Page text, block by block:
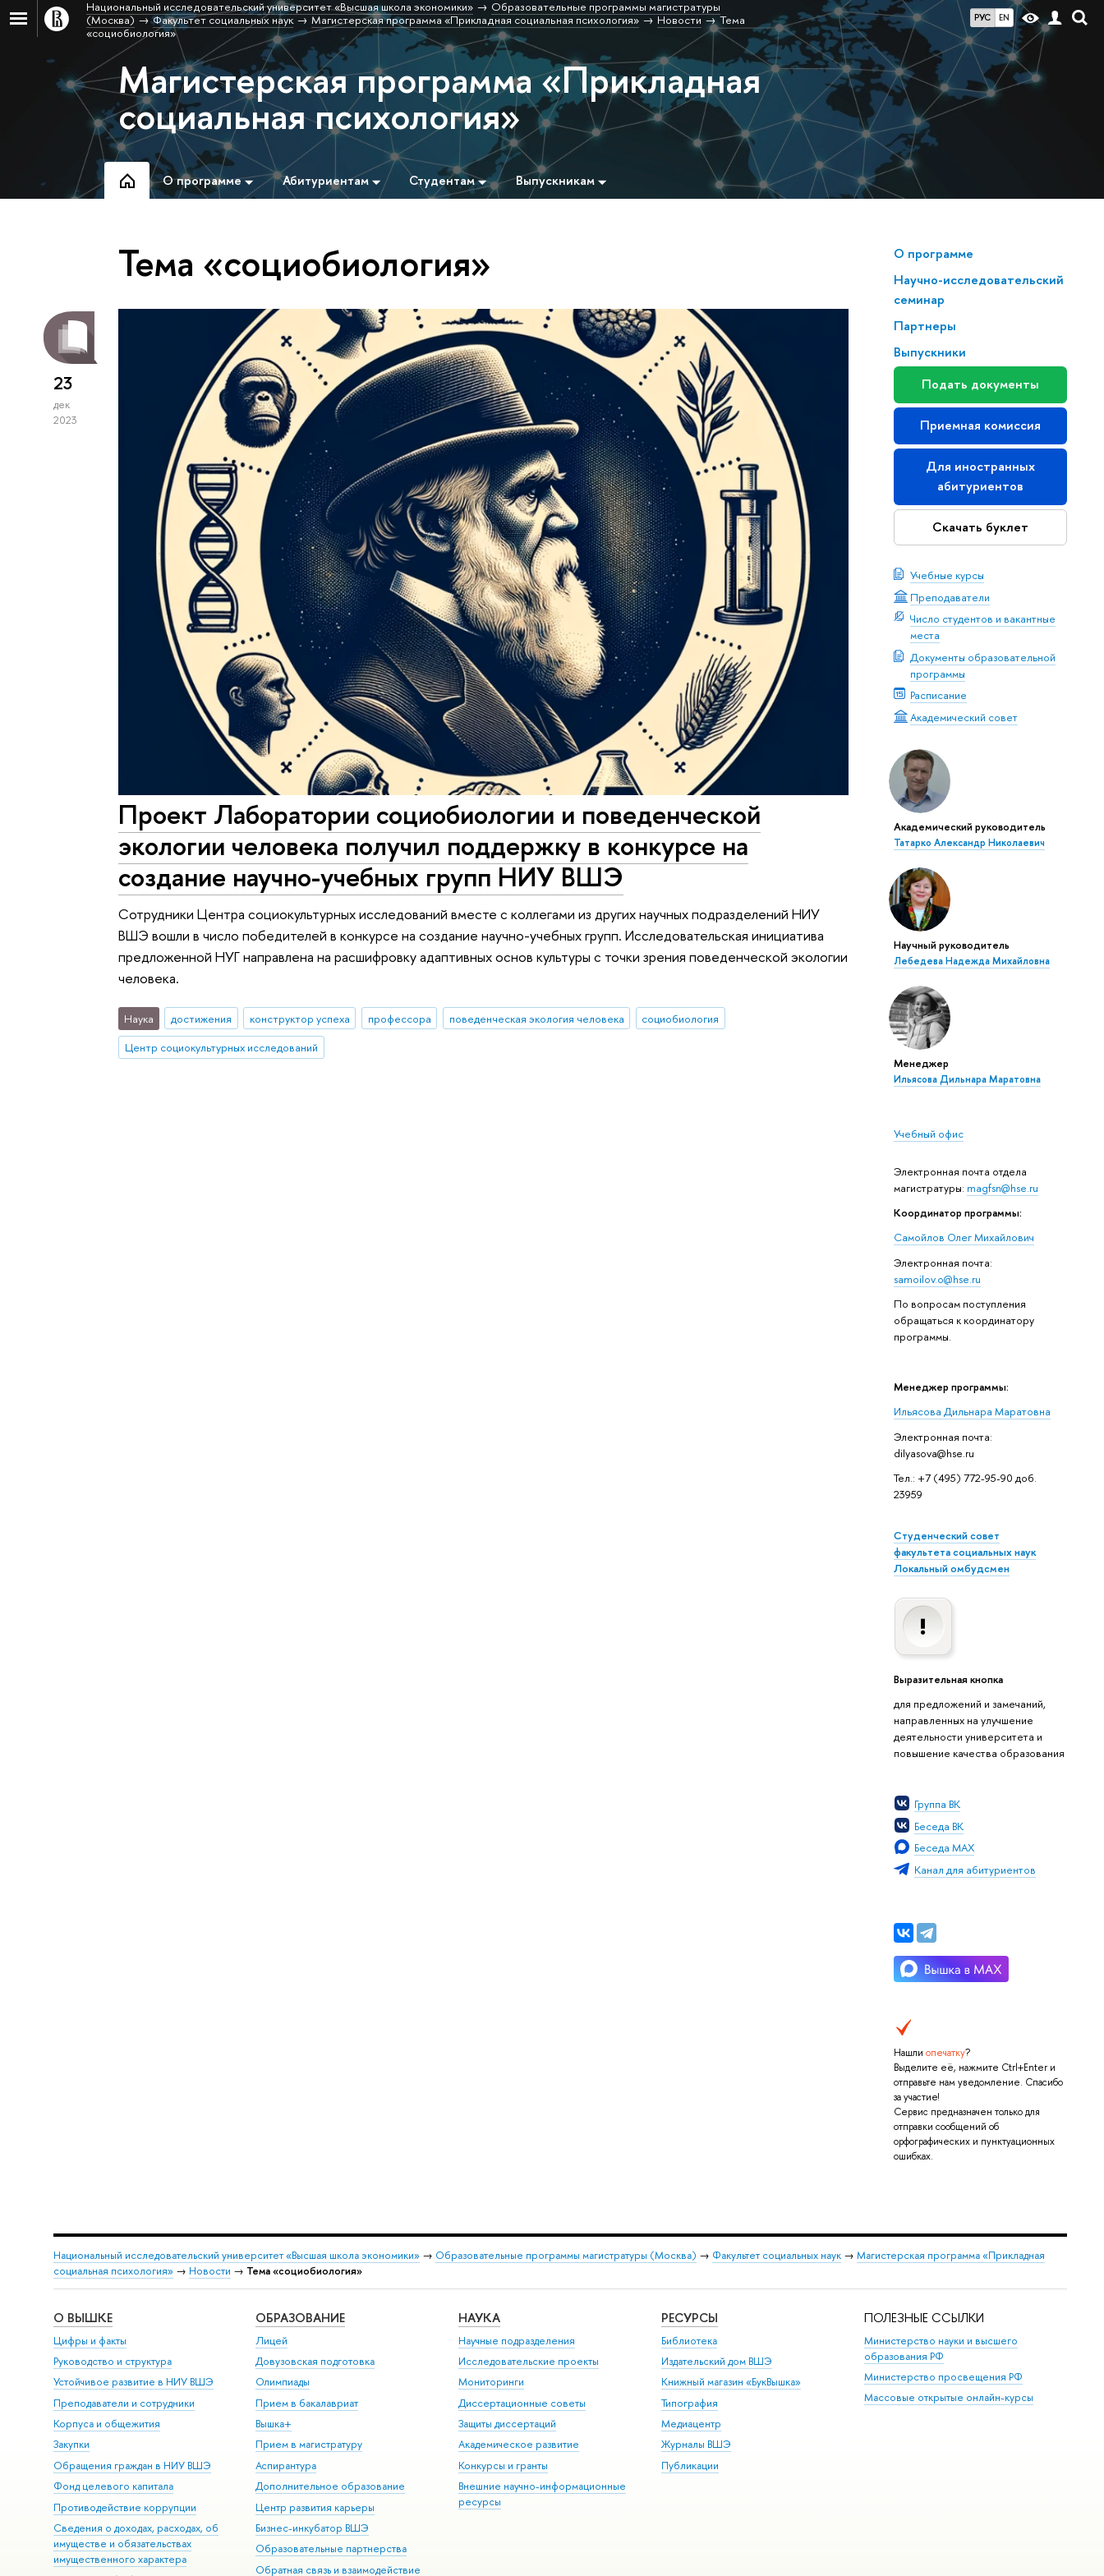
РУС EN
Национальный исследовательский университет «Высшая школа экономики»
Образовательные программы магистратуры
(Москва)
Факультет социальных наук Магистерская программа «Прикладная социальная психология» Новости
Тема
«социобиология»
Магистерская программа «Прикладная
социальная психология»
О программе Абитуриентам Студентам Выпускникам
О программе
Научно-исследовательский
семинар
Партнеры
Выпускники
Подать документы
Приемная комиссия
Для иностранных
абитуриентов
Скачать буклет
Учебные курсы
Преподаватели
Число студентов и вакантные
места
Документы образовательной
программы
Расписание
Академический совет
Академический руководитель
Татарко Александр Николаевич
Научный руководитель
Лебедева Надежда Михайловна
Менеджер
Ильясова Дильнара Маратовна
Учебный офис
Электронная почта отдела
магистратуры: magfsn@hse.ru
Координатор программы:
Самойлов Олег Михайлович
Электронная почта:
samoilov.o@hse.ru
По вопросам поступления
обращаться к координатору
программы.
Менеджер программы:
Ильясова Дильнара Маратовна
Электронная почта:
dilyasova@hse.ru
Тел.: +7 (495) 772-95-90 доб.
23959
Студенческий совет
факультета социальных наук
Локальный омбудсмен
Выразительная кнопка
для предложений и замечаний,
направленных на улучшение
деятельности университета и
повышение качества образования
Группа ВК
Беседа ВК
Беседа MAX
Канал для абитуриентов
Нашли опечатку?
Выделите её, нажмите Ctrl+Enter и
отправьте нам уведомление. Спасибо
за участие!
Сервис предназначен только для
отправки сообщений об
орфографических и пунктуационных
ошибках.
Тема «социобиология»
23
дек
2023
Проект Лаборатории социобиологии и поведенческой
экологии человека получил поддержку в конкурсе на
создание научно-учебных групп НИУ ВШЭ
Сотрудники Центра социокультурных исследований вместе с коллегами из других научных подразделений НИУ
ВШЭ вошли в число победителей в конкурсе на создание научно-учебных групп. Исследовательская инициатива
предложенной НУГ направлена на расшифровку адаптивных основ культуры с точки зрения поведенческой экологии
человека.
Наука достижения конструктор успеха профессора поведенческая экология человека
социобиология
Центр социокультурных исследований
Национальный исследовательский университет «Высшая школа экономики» → Образовательные программы магистратуры (Москва) → Факультет социальных наук→ Магистерская программа «Прикладная
социальная психология» → Новости → Тема «социобиология»
О ВЫШКЕ
Цифры и факты
Руководство и структура
Устойчивое развитие в НИУ ВШЭ
Преподаватели и сотрудники
Корпуса и общежития
Закупки
Обращения граждан в НИУ ВШЭ
Фонд целевого капитала
Противодействие коррупции
Сведения о доходах, расходах, об
имуществе и обязательствах
имущественного характера
ОБРАЗОВАНИЕ
Лицей
Довузовская подготовка
Олимпиады
Прием в бакалавриат
Вышка+
Прием в магистратуру
Аспирантура
Дополнительное образование
Центр развития карьеры
Бизнес-инкубатор ВШЭ
Образовательные партнерства
Обратная связь и взаимодействие
НАУКА
Научные подразделения
Исследовательские проекты
Мониторинги
Диссертационные советы
Защиты диссертаций
Академическое развитие
Конкурсы и гранты
Внешние научно-информационные
ресурсы
РЕСУРСЫ
Библиотека
Издательский дом ВШЭ
Книжный магазин «БукВышка»
Типография
Медиацентр
Журналы ВШЭ
Публикации
ПОЛЕЗНЫЕ ССЫЛКИ
Министерство науки и высшего
образования РФ
Министерство просвещения РФ
Массовые открытые онлайн-курсы